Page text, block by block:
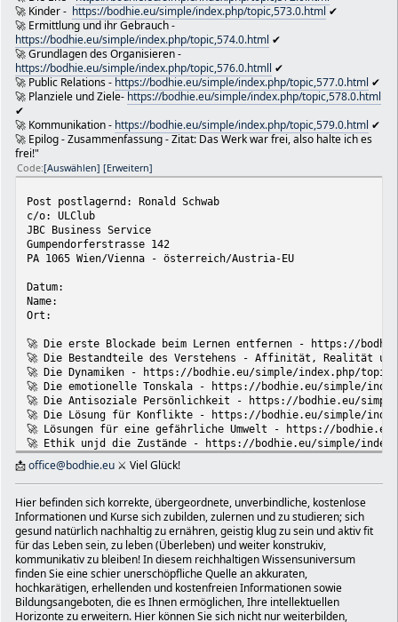
📌 .★ Deine eigene HomePage ★ 🚀 WebMaster
Installatión Simple Machine Forum (SMF) 🚩.★
✪ Unsere eWerkzeuge:
https://bodhie.eu/box/index.php/topic,99.0.html
🎼 Das ULC Unter der SchmelzBrücke (openEnd)
🧢 Das ULC Fest ist eine unplugged Jam Session.🚩
https://bodhie.eu/box/index.php/topic,120.0.html
Alle Daten auf den folgenden eWebSeiten sind korrekte,
unverbindliche, kostenlose Informationen und Kurse
zulernen und zu studieren; sich gesund natürlich
geistig klug zu sein und aktiv fit für das Leben sein,
(Überleben) und weiter konstrukiv, kommunikativ zu
erfahrende Webmaster & Mechatroniker & Elektroniker
geschrieben!.
📘 HptHP: https://bodhie.eu
📙 eSchule: https://akademos.at
📕 eAkademie: https://bodhietologie.eu
* Box: https://bodhie.eu/box
🔝 ULC.Club: https://bodhie.eu/undergroundclub
* Religion: https://bodhie.eu/hiob
* Book: https://bodhie.eu/facebook
* News: https://bodhie.eu/news
* https://bodhie.eu/Nicole.Lisa/SMF/index.php
* https://bodhie.eu/hanko
📩 office@bodhie.eu
PN: Bitte teilen mit deinen besten Freunden; Danke!
➦ Notfall EDV Dienstleistungen Wien/Vienna-Österreich/
Kontakt per eMail https://www.plug.at/mailverbindung
telefonisch +436803015224 sind wir für Euch erreichbar.
https://www.plug.at
🖲 Bodhie Shop OnlineMarketing Community: https://
Haftungsausschluss: Dieser Inhalt ist nur für
unverbindlich kostenlos. Die bereitgestellten
Forschungsarbeiten, die aus externen Quellen
🎼 Das ULC Unter der SchmelzBrücke (openEnd)
➦ Alle Daten auf den folgenden eWebSeiten sind korrekte,
📘 HptHP: https://bodhie.eu
🚀 Kinder - https://bodhie.eu/simple/index.php/topic,573.0.html ✔
🚀 Ermittlung und ihr Gebrauch -
https://bodhie.eu/simple/index.php/topic,574.0.html ✔
🚀 Grundlagen des Organisieren -
https://bodhie.eu/simple/index.php/topic,576.0.htmll ✔
🚀 Public Relations - https://bodhie.eu/simple/index.php/topic,577.0.html ✔
🚀 Planziele und Ziele- https://bodhie.eu/simple/index.php/topic,578.0.html
✔
🚀 Kommunikation - https://bodhie.eu/simple/index.php/topic,579.0.html ✔
🚀 Epilog - Zusammenfassung - Zitat: Das Werk war frei, also halte ich es
frei!"
Code Auswählen Erweitern
Post postlagernd: Ronald Schwab
c/o: ULClub
JBC Business Service
Gumpendorferstrasse 142
PA 1065 Wien/Vienna - österreich/Austria-EU
Datum:
Name:
Ort:
🚀 Die erste Blockade beim Lernen entfernen - https://
🚀 Die Bestandteile des Verstehens - Affinität, Realität
🚀 Die Dynamiken - https://bodhie.eu/simple/index.php/
🚀 Die emotionelle Tonskala - https://bodhie.eu/simple/
🚀 Die Antisoziale Persönlichkeit - https://bodhie.eu/
🚀 Die Lösung für Konflikte - https://bodhie.eu/simple/
🚀 Lösungen für eine gefährliche Umwelt - https://
🚀 Ethik unjd die Zustände - https://bodhie.eu/simple/
🚀 Integrität und Ehrlichkeit - https://bodhie.eu/simple/
🚀 🟡 Wie Sie jemandem helfen können von ★ Ronald ( ✅
Wie Sie jemandem helfen können - Drogen und Giftstoffe -
🚀 Werkzeuge für den Arbeitsplatz - https://bodhie.eu/
🚀 Die Ehe - https://bodhie.eu/simple/index.php/
🚀 Kinder - https://bodhie.eu/simple/index.php/
🚀 Ermittlung und ihr Gebrauch - https://bodhie.eu/simple/
🚀 Grundlagen des Organisieren - https://bodhie.eu/simple/
🚀 Public Relations - https://bodhie.eu/simple/index.php/
🚀 Planziele und Ziele- https://bodhie.eu/simple/index.php/
🚀 Kommunikation - https://bodhie.eu/simple/index.php/
📩office@bodhie.eu ⚔ Viel Glück!
Hier befinden sich korrekte, übergeordnete, unverbindliche, kostenlose
Informationen und Kurse sich zubilden, zulernen und zu studieren; sich
gesund natürlich nachhaltig zu ernähren, geistig klug zu sein und aktiv fit
für das Leben sein, zu leben (Überleben) und weiter konstrukiv,
kommunikativ zu bleiben! In diesem reichhaltigen Wissensuniversum
finden Sie eine schier unerschöpfliche Quelle an akkuraten,
hochkarätigen, erhellenden und kostenfreien Informationen sowie
Bildungsangeboten, die es Ihnen ermöglichen, Ihre intellektuellen
Horizonte zu erweitern. Hier können Sie sich nicht nur weiterbilden,